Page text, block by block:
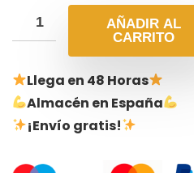
AÑADIR AL
CARRITO
Llega en 48 Horas
Almacén en España
¡Envío gratis!